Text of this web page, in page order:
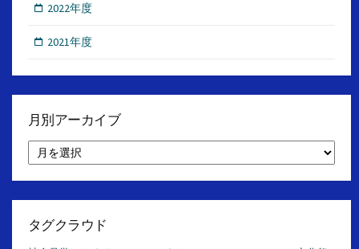
2022年度
2021年度
月別アーカイブ
別
ア
イ
タグクラウド